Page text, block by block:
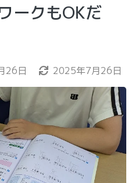
ークもOKだ
26日 2025年7月26日